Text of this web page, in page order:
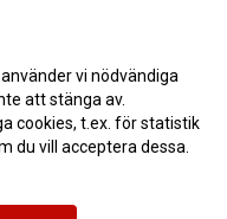
vi nödvändiga
att stänga av.
cookies, t.ex. för statistik
du vill acceptera dessa.